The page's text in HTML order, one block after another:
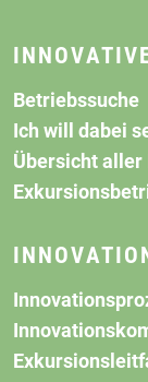
Betriebssuche
Ich will dabei
Übersicht aller